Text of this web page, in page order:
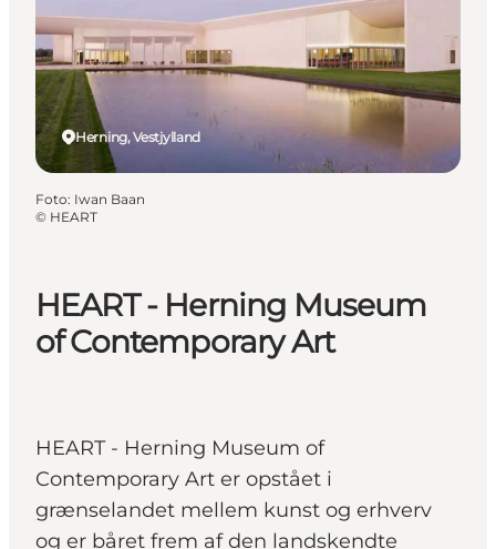
Se og oplev
Find vej
Sov godt
Book overnatning
HEART - Herning Museum
of Contemporary Art
HEART - Herning Museum of
Contemporary Art er opstået i
grænselandet mellem kunst og erhverv
og er båret frem af den landskendte
Herning, Vestjylland
Foto: Iwan Baan
© HEART